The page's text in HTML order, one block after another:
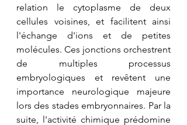
relation le cytoplasme de deux
cellules voisines, et facilitent ainsi
l'échange d'ions et de petites
molécules. Ces jonctions orchestrent
de multiples processus
embryologiques et revêtent une
importance neurologique majeure
lors des stades embryonnaires. Par la
suite, l'activité chimique prédomine